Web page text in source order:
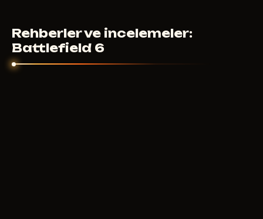
Rehberler ve incelemeler:
Battlefield 6